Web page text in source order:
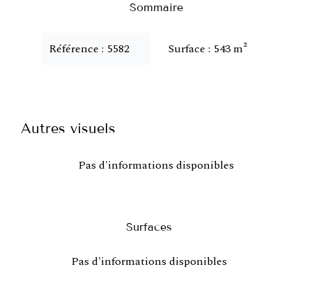
Sommaire
Référence 5582 Surface 543 m²
Autres visuels
Pas d'informations disponibles
Surfaces
Pas d'informations disponibles